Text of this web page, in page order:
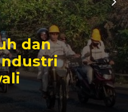
Mengiringi
Hafid